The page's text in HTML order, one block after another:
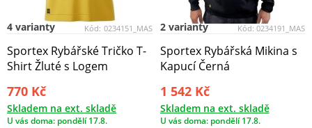
Kód: 0234151_MAS
4 varianty
Sportex Rybářské Tričko T-
Shirt Žluté s Logem
770 Kč
Skladem na ext. skladě
U vás doma: pondělí 17.8.
Kód: 0234191_MAS
2 varianty
Sportex Rybářská Mikina s
Kapucí Černá
1 542 Kč
Skladem na ext. skladě
U vás doma: pondělí 17.8.